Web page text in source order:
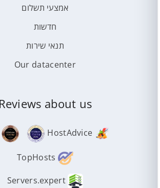
אמצעי תשלום
חדשות
תנאי שירות
Our datacenter
Reviews about us
HostAdvice
TopHosts
Servers.expert